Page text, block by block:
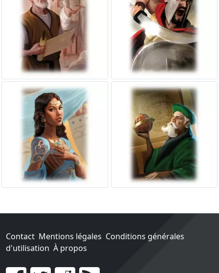
Contact Mentions légales Conditions générales
d'utilisation À propos